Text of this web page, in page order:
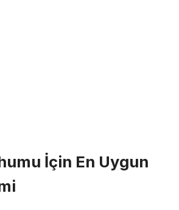
İçin En Uygun